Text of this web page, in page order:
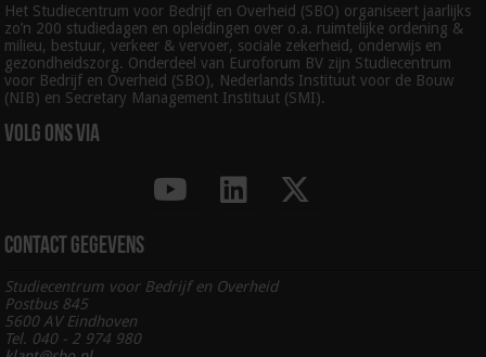
Het Studiecentrum voor Bedrijf en Overheid (SBO) organiseert jaarlijks
zo’n 200 studiedagen en opleidingen over o.a. ruimtelijke ordening &
milieu, bestuur, verkeer & vervoer, sociale zekerheid, onderwijs en
gezondheidszorg. Onderdeel van Euroforum BV zijn Studiecentrum
voor Bedrijf en Overheid (SBO), Nederlands Instituut voor de Bouw
(NIB) en Secretary Management Instituut (SMI).
Volg ons via
Contact gegevens
Studiecentrum voor Bedrijf en Overheid
Postbus 845
5600 AV Eindhoven
Tel. 040 - 2 974 980